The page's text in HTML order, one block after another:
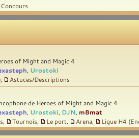
of Might and Magic 4
Urostoki
Astuces/Descriptions
de Heroes of Might and Magic 4
Urostoki DJN m8mat
Tournois Le port Arena Ligue H4